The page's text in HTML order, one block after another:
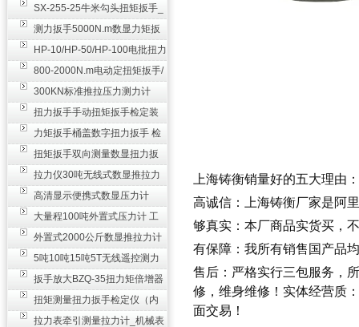
SX-255-25牛米勾头扭矩扳手_
螺栓紧固扭力扳手
测力扳手5000N.m数显力矩扳
手 非标扭力扳手工业级
HP-10/HP-50/HP-100电批扭力
测试仪,测量仪
800-2000N.m电动定扭矩扳手/
扭矩电动扳手
300KN标准推拉压力测力计
_0.3级数显压力仪
扭力扳手手动扭矩扳手检定装
置 50-100N扳手测量仪器
力矩扳手桶盖数字扭力扳手 检
测瓶盖拧紧扭矩工具
扭矩扳手双向测量数显扭力扳
手 2000N,m力矩扳手价格
拉力仪30吨无线式数显推拉力
计 数字显示测力计80T
高清显示便携式数显压力计
300N500n_手持电子测力计
大量程100吨外置式压力计 工
业用数显测力计价格
外置式2000公斤数显推拉力计
_数字拉力压力测试仪
5吨10吨15吨5T无线遥控测力
计_带遥控电子拉力计数显式
扳手放大BZQ-35扭力矩倍增器
_3500牛米扭力倍力器仪
扭矩测量扭力扳手检定仪（内
置打印） 扭矩检验仪器
拉力表牵引测量拉力计_机械表
上海铸衡销量好的五大理由：
高诚信：上海铸衡厂家是阿
够真实： 本厂商品实货买，
有保障：我所有销售国产品
售后：严格实行三包服务，
修，维身维修！实体经营质
面交易！